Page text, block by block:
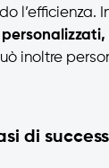
l’efficienza.
inoltre
di